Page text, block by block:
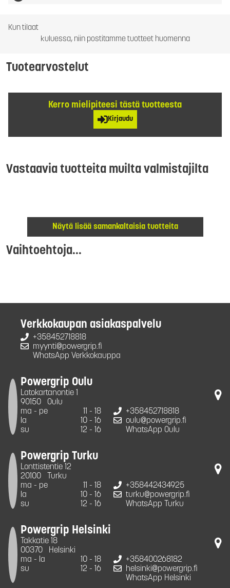
Kun tilaat
kuluessa, niin postitamme tuotteet huomenna
Tuotearvostelut
Kerro mielipiteesi tästä tuotteesta
Kirjaudu
Vastaavia tuotteita muilta valmistajilta
Näytä lisää samankaltaisia tuotteita
Vaihtoehtoja...
Verkkokaupan asiakaspalvelu
+358452718818
myynti@powergrip.fi
WhatsApp Verkkokauppa
Powergrip Oulu
Latokartanontie 1
90150
Oulu
ma - pe
11 - 18
la
10 - 16
su
12 - 16
+358452718818
oulu@powergrip.fi
WhatsApp Oulu
Powergrip Turku
Lonttistentie 12
20100
Turku
ma - pe
11 - 18
la
10 - 16
su
12 - 16
+358442434925
turku@powergrip.fi
WhatsApp Turku
Powergrip Helsinki
Takkatie 18
00370
Helsinki
ma - la
10 - 18
su
12 - 16
+358400268182
helsinki@powergrip.fi
WhatsApp Helsinki